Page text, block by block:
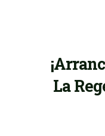
La